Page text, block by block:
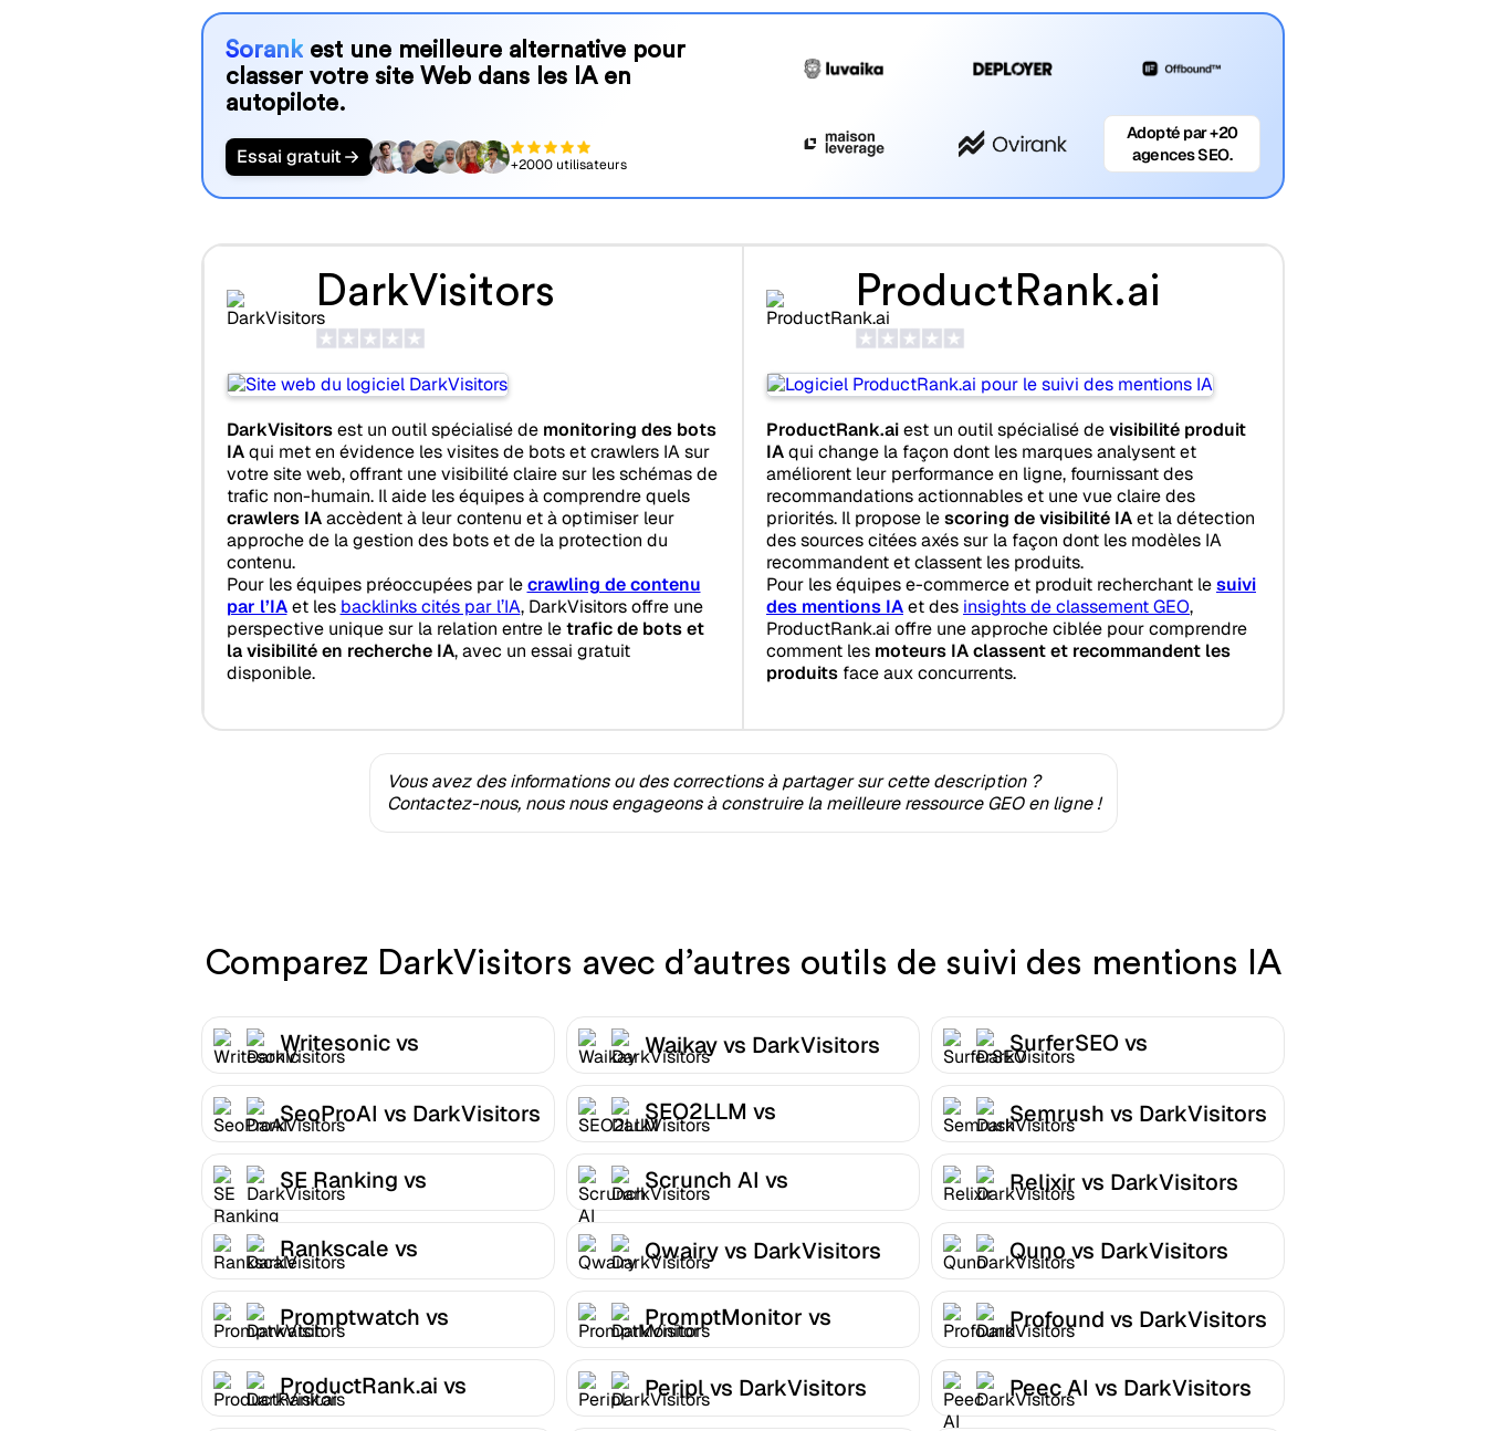
Sorankest une meilleure alternative pour
classer votre site Web dans les IA en
autopilote.
Essai gratuit +2000 utilisateurs
Adopté par +20
agences SEO.
DarkVisitors
DarkVisitorsest un outil spécialisé de monitoring des bots
IAqui met en évidence les visites de bots et crawlers IA sur
votre site web, offrant une visibilité claire sur les schémas de
trafic non-humain. Il aide les équipes à comprendre quels
crawlers IAaccèdent à leur contenu et à optimiser leur
approche de la gestion des bots et de la protection du
contenu.
Pour les équipes préoccupées par lecrawling de contenu
par l’IAet les backlinks cités par l’IA, DarkVisitors offre une
perspective unique sur la relation entre letrafic de bots et
la visibilité en recherche IA, avec un essai gratuit
disponible.
ProductRank.ai
ProductRank.aiest un outil spécialisé devisibilité produit
IAqui change la façon dont les marques analysent et
améliorent leur performance en ligne, fournissant des
recommandations actionnables et une vue claire des
priorités. Il propose lescoring de visibilité IAet la détection
des sources citées axés sur la façon dont les modèles IA
recommandent et classent les produits.
Pour les équipes e-commerce et produit recherchant lesuivi
des mentions IAet des insights de classement GEO,
ProductRank.ai offre une approche ciblée pour comprendre
comment les moteurs IA classent et recommandent les
produits face aux concurrents.
Vous avez des informations ou des corrections à partager sur cette description ?
Contactez-nous, nous nous engageons à construire la meilleure ressource GEO en ligne !
Comparez DarkVisitors avec d’autres outils de suivi des mentions IA
Writesonic vs
DarkVisitors
Waikay vs DarkVisitors
SurferSEO vs
DarkVisitors
SeoProAI vs DarkVisitors
SEO2LLM vs
DarkVisitors
Semrush vs DarkVisitors
SE Ranking vs
DarkVisitors
Scrunch AI vs
DarkVisitors
Relixir vs DarkVisitors
Rankscale vs
DarkVisitors
Qwairy vs DarkVisitors Quno vs DarkVisitors
Promptwatch vs
DarkVisitors
PromptMonitor vs
DarkVisitors
Profound vs DarkVisitors
ProductRank.ai vs
DarkVisitors
Peripl vs DarkVisitors Peec AI vs DarkVisitors